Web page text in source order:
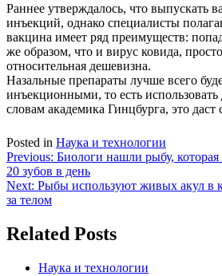
Раннее утверждалось, что выпускать
инъекций, однако специалисты
вакцина имеет ряд преимуществ:
же образом, что и вирус ковида,
относительная дешевизна.
Назальные препараты лучше всего
инъекционными, то есть
словам академика Гинцбурга, это
Posted in Наука и технологии
Навигация
по
записям
Previous: Биологи нашли рыбу, которая
20 зубов в день
Next: Рыбы используют живых акул в
за телом
Related Posts
Наука и технологии